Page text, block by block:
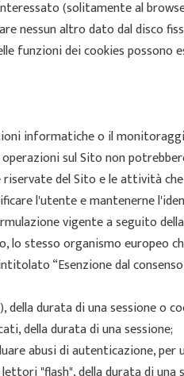
(solitamente al
nessun altro dato dal
funzioni dei cookies
informatiche o il
sul Sito non
del Sito e le attività
l'utente e mantenerne
vigente a seguito
lo stesso organismo
“Esenzione dal
durata di una sessione o
della durata di una sessione;
abusi di autenticazione,